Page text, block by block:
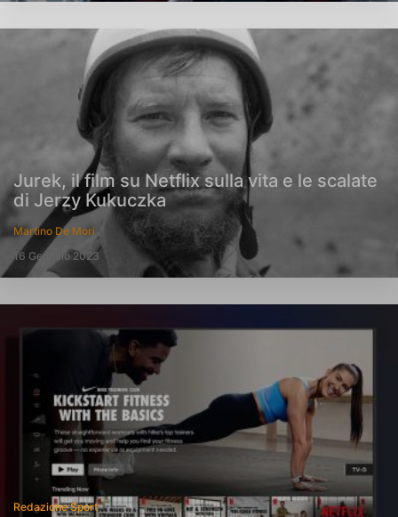
Jurek, il film su Netflix sulla vita e le scalate
di Jerzy Kukuczka
Martino De Mori
16 Gennaio 2023
Redazione Sport